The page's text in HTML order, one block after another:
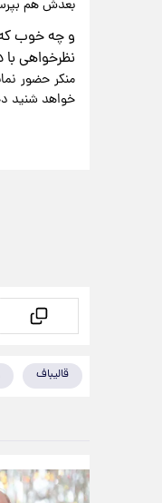
بعدش هم
و چه خوب که
نظرخواهی
منکر حضور
خواهد شنید
قالیباف